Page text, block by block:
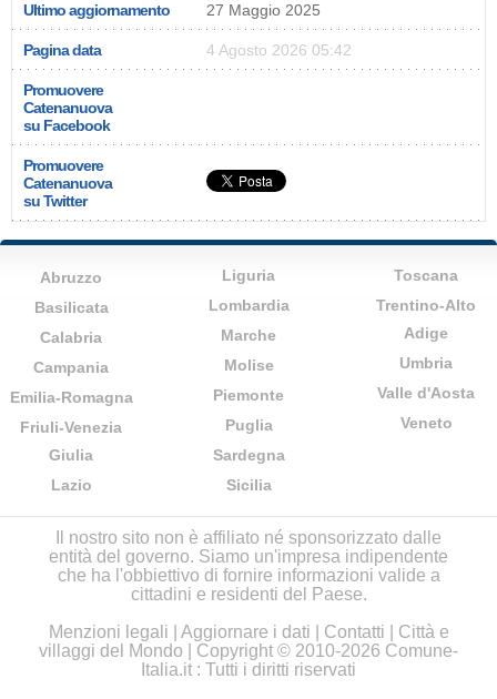
Ultimo aggiornamento 27 Maggio 2025
Pagina data 4 Agosto 2026 05:42
Promuovere
Catenanuova
su Facebook
Promuovere
Catenanuova
su Twitter
Abruzzo
Basilicata
Calabria
Campania
Emilia-Romagna
Friuli-Venezia
Giulia
Lazio
Liguria
Lombardia
Marche
Molise
Piemonte
Puglia
Sardegna
Sicilia
Toscana
Trentino-Alto
Adige
Umbria
Valle d'Aosta
Veneto
Il nostro sito non è affiliato né sponsorizzato dalle
entità del governo. Siamo un'impresa indipendente
che ha l'obbiettivo di fornire informazioni valide a
cittadini e residenti del Paese.
Menzioni legali
Aggiornare i dati Contatti
Città e
villaggi del Mondo | Copyright © 2010-2026 Comune-
Italia.it : Tutti i diritti riservati